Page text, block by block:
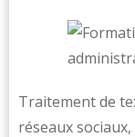
Traitement de
réseaux